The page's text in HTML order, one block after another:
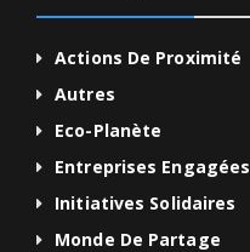
Actions De Proximité
Autres
Eco-Planète
Entreprises Engagées
Initiatives Solidaires
Monde De Partage